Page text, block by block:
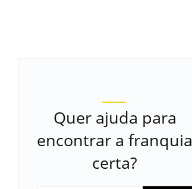
Quer ajuda para
encontrar a franquia
certa?